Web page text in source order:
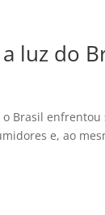
luz do
Brasil enfrentou
e, ao